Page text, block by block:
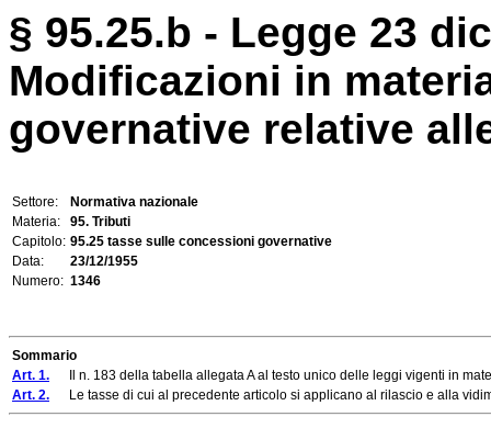
§ 95.25.b - Legge 23
Modificazioni in
governative relative
Settore:
Normativa nazionale
Materia:
95. Tributi
Capitolo: 95.25 tasse sulle concessioni governative
Data:
23/12/1955
Numero: 1346
Sommario
Art. 1. Il n. 183 della tabella allegata A al testo unico delle leggi vigenti in
Art. 2. Le tasse di cui al precedente articolo si applicano al rilascio e alla